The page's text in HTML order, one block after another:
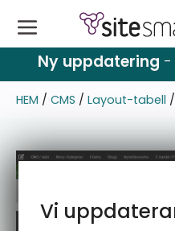
Webbutik
CMS
Filer
Nyhetsbrev
Ny uppdatering -
HEM / CMS / Layout-tabell /
Vi